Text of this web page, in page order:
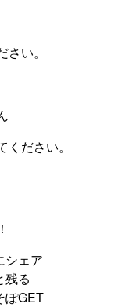
い。
ださい。
シェア
残る
ぽGET